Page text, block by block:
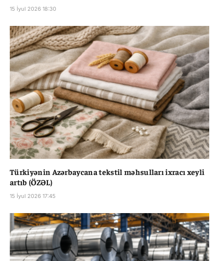
15 İyul 2026 18:30
Türkiyənin Azərbaycana tekstil məhsulları ixracı xeyli
artıb (ÖZƏL)
15 İyul 2026 17:45